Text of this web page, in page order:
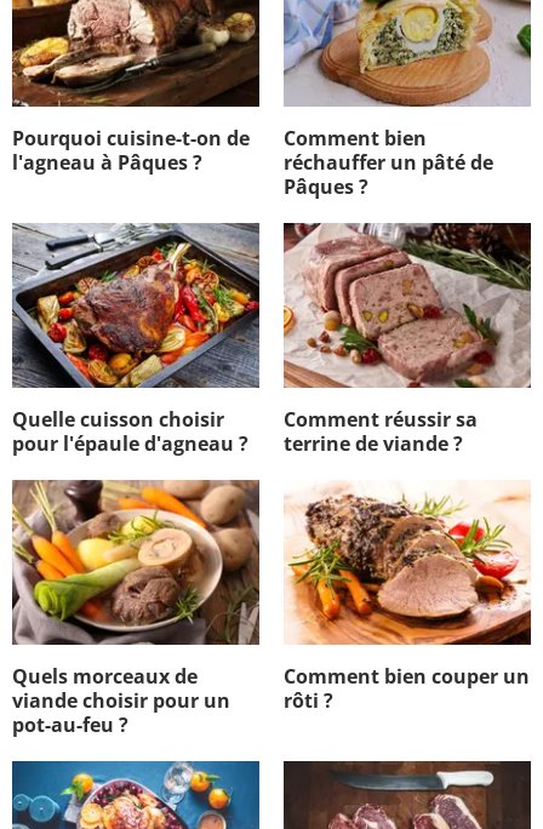
Pourquoi cuisine-t-on de
l'agneau à Pâques ?
Comment bien
réchauffer un pâté de
Pâques ?
Quelle cuisson choisir
pour l'épaule d'agneau ?
Comment réussir sa
terrine de viande ?
Quels morceaux de
viande choisir pour un
pot-au-feu ?
Comment bien couper un
rôti ?